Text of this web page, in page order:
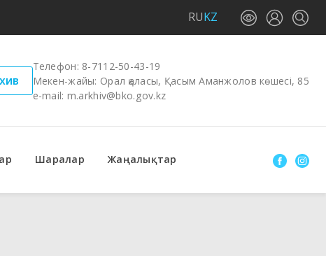
RUKZ
Телефон: 8-7112-50-43-19
Мекен-жайы: Орал қаласы, Қасым Аманжолов көшесі, 85
e-mail: m.arkhiv@bko.gov.kz
Шаралар Жаңалықтар